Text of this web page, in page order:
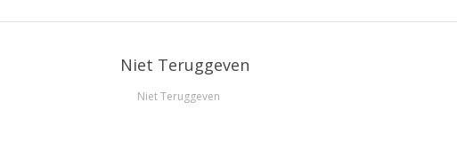
Niet Teruggeven